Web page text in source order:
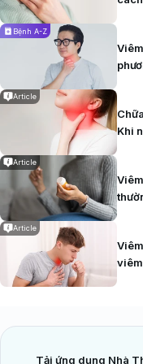
thương niêm
đó, bức xạ ion
DNA, từ đó làm
ác tính tại vùng
Vệ sinh răng
miệng không
mạn tính tại
viêm kéo dài tạo
triển, đồng thời
mạc, góp phần
theo hướng ác
Bệnh A-Z
Article
Khi
Article
Article
Tải ứng dụng Nhà